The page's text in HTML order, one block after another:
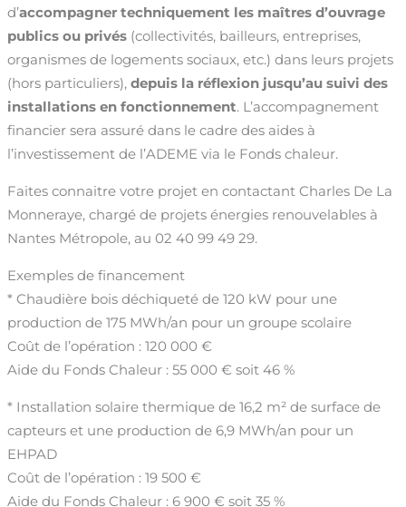
d’accompagner techniquement les maîtres d’ouvrage
publics ou privés (collectivités, bailleurs, entreprises,
organismes de logements sociaux, etc.) dans leurs projets
(hors particuliers), depuis la réflexion jusqu’au suivi des
installations en fonctionnement. L’accompagnement
financier sera assuré dans le cadre des aides à
l’investissement de l’ADEME via le Fonds chaleur.
Faites connaitre votre projet en contactant Charles De La
Monneraye, chargé de projets énergies renouvelables à
Nantes Métropole, au 02 40 99 49 29.
Exemples de financement
* Chaudière bois déchiqueté de 120 kW pour une
production de 175 MWh/an pour un groupe scolaire
Coût de l’opération : 120 000 €
Aide du Fonds Chaleur : 55 000 € soit 46 %
* Installation solaire thermique de 16,2 m² de surface de
capteurs et une production de 6,9 MWh/an pour un
EHPAD
Coût de l’opération : 19 500 €
Aide du Fonds Chaleur : 6 900 € soit 35 %